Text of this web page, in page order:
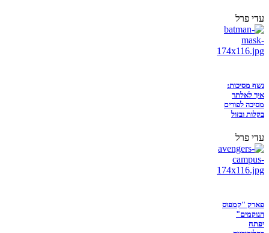
עדי פרל
נשף מסיכות:
איך לאלתר
מסיכה לפורים
בקלות ובזול
עדי פרל
פארק "קמפוס
הנוקמים"
יפתח